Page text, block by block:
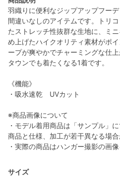
羽織りに便利なジップアップフー
間違いなしのアイテムです。トリ
たストレッチ性抜群な生地に、ミ
め上げたハイクオリティ素材がポ
ープが爽やかでチャーミングな仕
タウンでも着たくなる1着です。
《機能》
・吸水速乾 UVカット
※商品画像について
・モデル着用商品は「サンプル」
商品と仕様、加工が若干異なる場合
・実際の商品はハンガー撮影の画
サイズ